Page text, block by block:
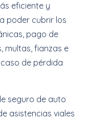
eficiente y
poder cubrir los
pago de
multas, fianzas e
de pérdida
seguro de auto
asistencias viales